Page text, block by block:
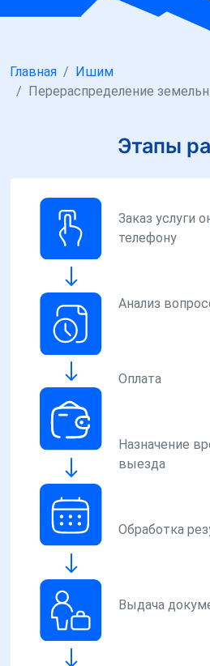
Главная
Ишим
Перераспределение
Этапы
Заказ услуги
телефону
Анализ
Оплата
Назначение
выезда
Обработка
Выдача